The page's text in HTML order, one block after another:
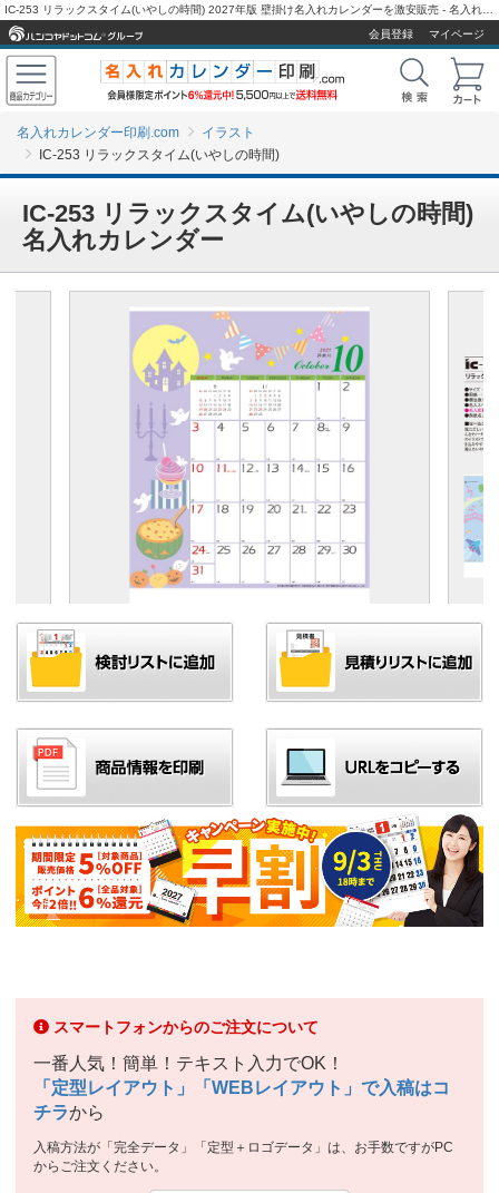
会員登録
マイページ
名入れカレンダー印刷.com
イラスト
IC-253 リラックスタイム(いやしの時間)
IC-253 リラックスタイム(いやしの時間)
名入れカレンダー
スマートフォンからのご注文について
一番人気！簡単！テキスト入力でOK！
「定型レイアウト」「WEBレイアウト」で入稿はコ
チラから
入稿方法が「完全データ」「定型＋ロゴデータ」は、お手数ですがPC
からご注文ください。